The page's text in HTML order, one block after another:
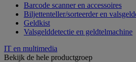
Barcode scanner en accessoires
Biljettenteller/sorteerder en
Geldkist
Valsgelddetectie en geldtelmachine
IT en multimedia
Bekijk de hele productgroep